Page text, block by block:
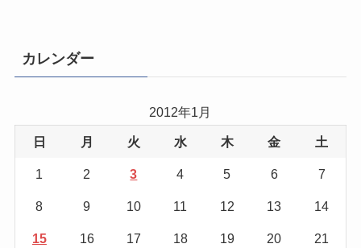
カレンダー
2012年1月
日 月 火 水 木 金 土
1 2 3 4 5 6 7
8 9 10 11 12 13 14
15 16 17 18 19 20 21